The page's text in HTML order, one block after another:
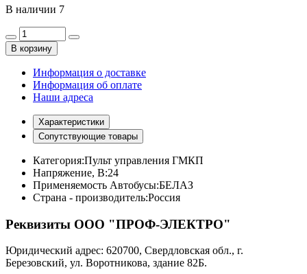
В наличии 7
В корзину
Информация о доставке
Информация об оплате
Наши адреса
Характеристики
Сопутствующие товары
Категория:Пульт управления ГМКП
Напряжение, В:24
Применяемость Автобусы:БЕЛАЗ
Страна - производитель:Россия
Реквизиты ООО "ПРОФ-ЭЛЕКТРО"
Юридический адрес: 620700, Свердловская обл., г.
Березовский, ул. Воротникова, здание 82Б.